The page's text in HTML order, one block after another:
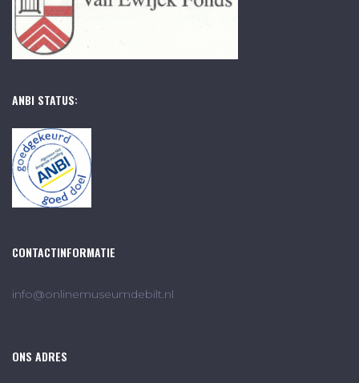
ANBI STATUS:
CONTACTINFORMATIE
info@onlinemuseumdebilt.nl
ONS ADRES